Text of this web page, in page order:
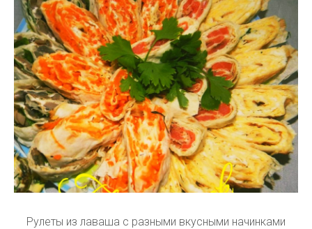
Рулеты из лаваша с разными вкусными начинками